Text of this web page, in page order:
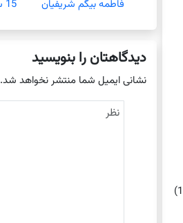
فاطمه بیگم شریفیان
15 سپتامبر 2018
دیدگاهتان را بنویسید
نشانی ایمیل شما منتشر نخواهد شد.